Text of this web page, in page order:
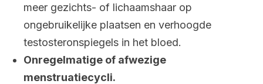
meer gezichts- of lichaamshaar op
ongebruikelijke plaatsen en verhoogde
testosteronspiegels in het bloed.
Onregelmatige of afwezige
menstruatiecycli.